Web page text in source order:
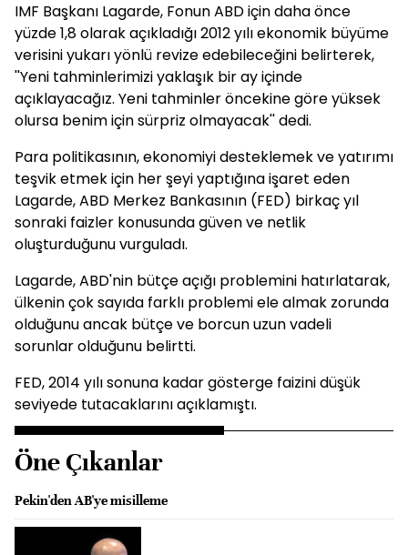
IMF Başkanı Lagarde, Fonun ABD için daha önce
yüzde 1,8 olarak açıkladığı 2012 yılı ekonomik büyüme
verisini yukarı yönlü revize edebileceğini belirterek,
''Yeni tahminlerimizi yaklaşık bir ay içinde
açıklayacağız. Yeni tahminler öncekine göre yüksek
olursa benim için sürpriz olmayacak'' dedi.
Para politikasının, ekonomiyi desteklemek ve yatırımı
teşvik etmek için her şeyi yaptığına işaret eden
Lagarde, ABD Merkez Bankasının (FED) birkaç yıl
sonraki faizler konusunda güven ve netlik
oluşturduğunu vurguladı.
Lagarde, ABD'nin bütçe açığı problemini hatırlatarak,
ülkenin çok sayıda farklı problemi ele almak zorunda
olduğunu ancak bütçe ve borcun uzun vadeli
sorunlar olduğunu belirtti.
FED, 2014 yılı sonuna kadar gösterge faizini düşük
seviyede tutacaklarını açıklamıştı.
Öne Çıkanlar
Pekin'den AB'ye misilleme